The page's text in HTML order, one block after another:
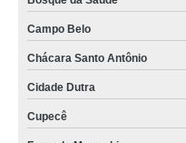
Campo Belo
Chácara Santo Antônio
Cidade Dutra
Cupecê